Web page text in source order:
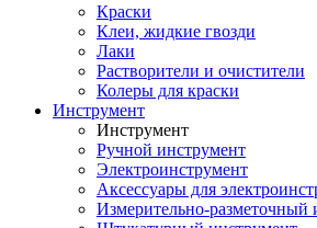
Краски
Клеи, жидкие гвозди
Лаки
Растворители и очистители
Колеры для краски
Инструмент
Инструмент
Ручной инструмент
Электроинструмент
Аксессуары для
Измерительно-разметочный